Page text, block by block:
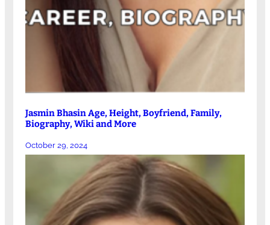
Jasmin Bhasin Age, Height, Boyfriend, Family,
Biography, Wiki and More
October 29, 2024